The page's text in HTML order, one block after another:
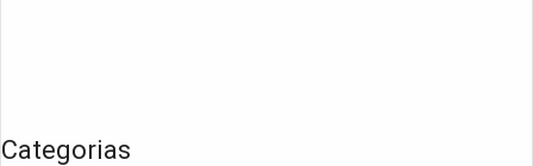
Categorias